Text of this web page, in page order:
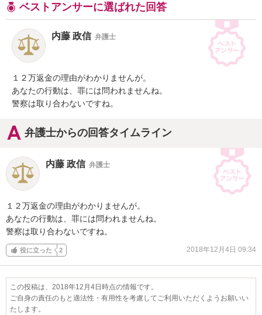
ベストアンサーに選ばれた回答
内藤 政信 弁護士
１２万返金の理由がわかりませんが。
あなたの行動は、罪には問われませんね。
警察は取り合わないですね。
弁護士からの回答タイムライン
内藤 政信 弁護士
１２万返金の理由がわかりませんが。
あなたの行動は、罪には問われませんね。
警察は取り合わないですね。
役に立った 2 2018年12月4日 09:34
この投稿は、2018年12月4日時点の情報です。
ご自身の責任のもと適法性・有用性を考慮してご利用いただくようお願いい
たします。